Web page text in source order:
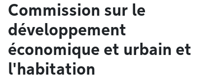
Commission sur le
développement
économique et urbain et
l'habitation